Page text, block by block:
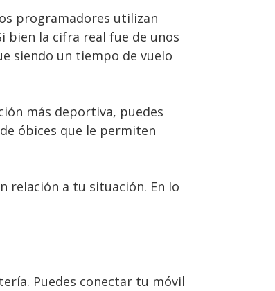
programadores utilizan
bien la cifra real fue de unos
siendo un tiempo de vuelo
más deportiva, puedes
óbices que le permiten
relación a tu situación. En lo
Puedes conectar tu móvil